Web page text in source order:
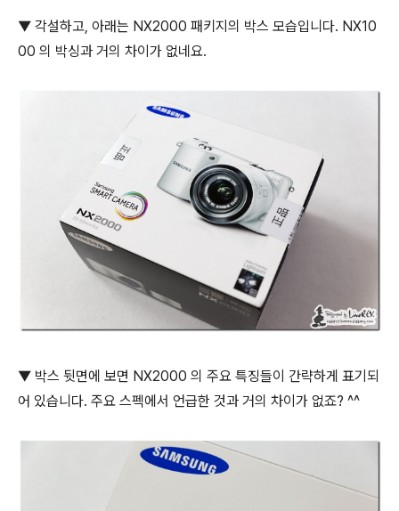
▼ 각설하고, 아래는 NX2000 패키지의 박스 모습입니다. NX10
00 의 박싱과 거의 차이가 없네요.
▼ 박스 뒷면에 보면 NX2000 의 주요 특징들이 간략하게 표기되
어 있습니다. 주요 스펙에서 언급한 것과 거의 차이가 없죠? ^^